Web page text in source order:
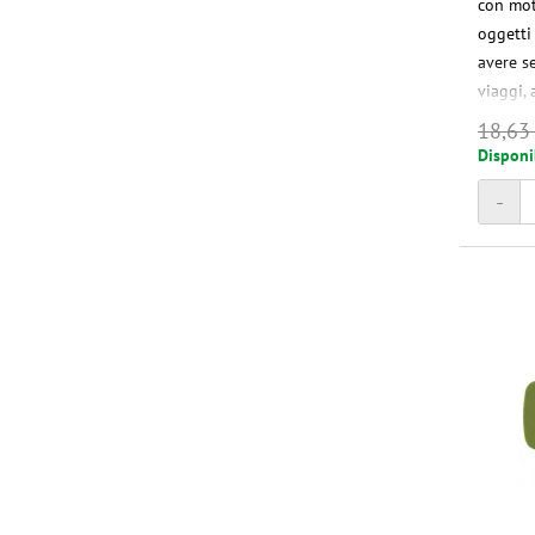
con
oggetti
avere
viaggi,
per
-